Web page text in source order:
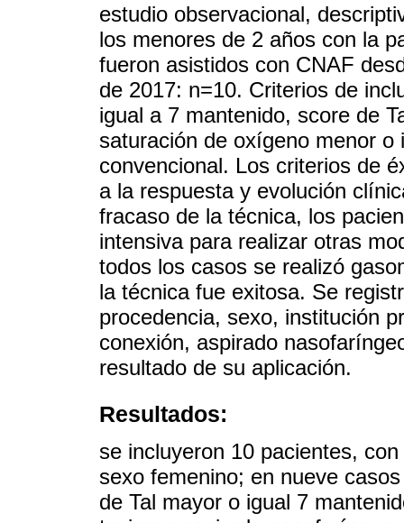
estudio observacional,
los menores de 2 años con la
fueron asistidos con CNAF
de 2017: n=10. Criterios de
igual a 7 mantenido, score de
saturación de oxígeno menor
convencional. Los criterios de
a la respuesta y evolución
fracaso de la técnica, los
intensiva para realizar otras
todos los casos se realizó
la técnica fue exitosa. Se
procedencia, sexo, institución
conexión, aspirado
resultado de su aplicación.
Resultados:
se incluyeron 10 pacientes,
sexo femenino; en nueve
de Tal mayor o igual 7